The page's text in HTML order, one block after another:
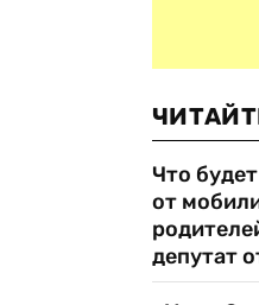
Что
от
депутат